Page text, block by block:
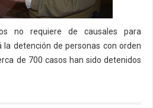
no requiere de causales para
detención de personas con orden
de 700 casos han sido detenidos